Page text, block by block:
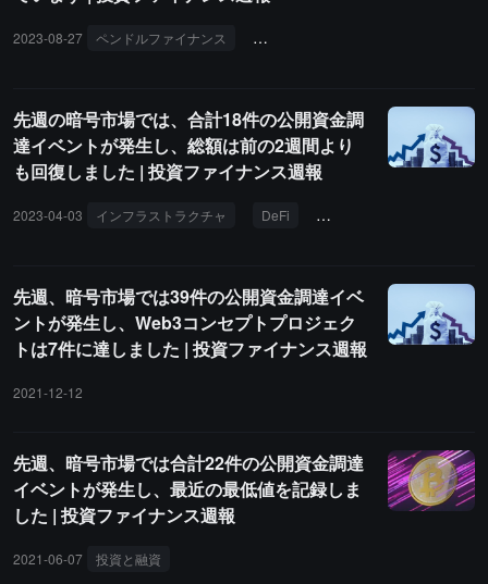
2023-08-27 ペンドルファイナンス アライアンスDAO
先週の暗号市場では、合計18件の公開資金調
達イベントが発生し、総額は前の2週間より
も回復しました | 投資ファイナンス週報
2023-04-03 インフラストラクチャ DeFi Ledger
先週、暗号市場では39件の公開資金調達イベ
ントが発生し、Web3コンセプトプロジェク
トは7件に達しました | 投資ファイナンス週報
2021-12-12
先週、暗号市場では合計22件の公開資金調達
イベントが発生し、最近の最低値を記録しま
した | 投資ファイナンス週報
2021-06-07 投資と融資